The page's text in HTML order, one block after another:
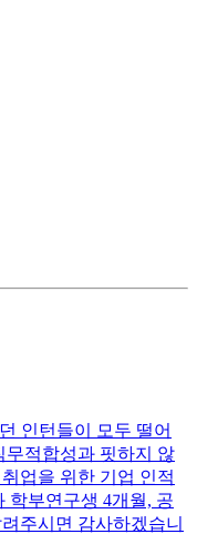
인턴들이 모두 떨어
무적합성과 핏하지 않
업을 위한 기업 인적
학부연구생 4개월, 공
주시면 감사하겠습니